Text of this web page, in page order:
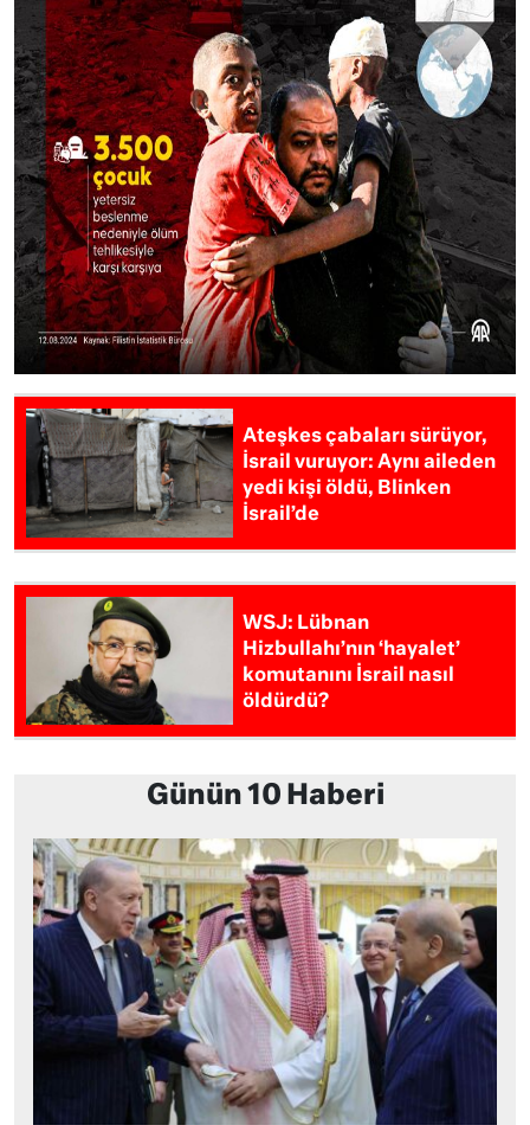
Ateşkes çabaları sürüyor,
İsrail vuruyor: Aynı aileden
yedi kişi öldü, Blinken
İsrail’de
WSJ: Lübnan
Hizbullahı’nın ‘hayalet’
komutanını İsrail nasıl
öldürdü?
Günün 10 Haberi